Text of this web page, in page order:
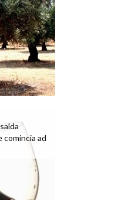
comincia ad